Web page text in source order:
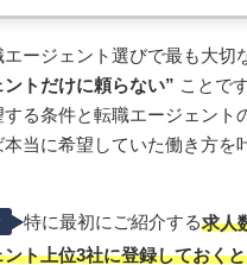
エージェント選びで最も大切
トだけに頼らない” ことです
する条件と転職エージェント
当に希望していた働き方を
特に最初にご紹介する求人
ト上位3社に登録しておく